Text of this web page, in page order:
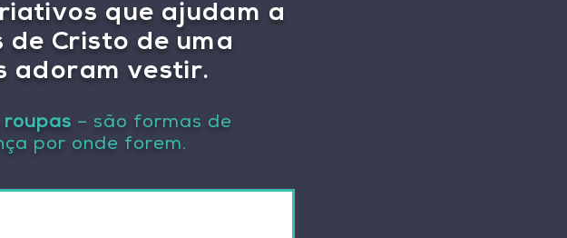
que ajudam a
de Cristo de uma
adoram vestir.
roupas – são formas de
por onde forem.